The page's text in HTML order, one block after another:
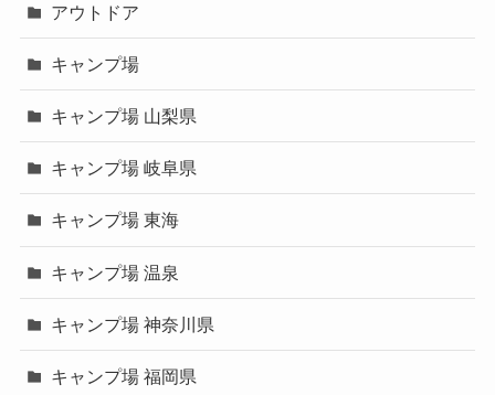
アウトドア
キャンプ場
キャンプ場 山梨県
キャンプ場 岐阜県
キャンプ場 東海
キャンプ場 温泉
キャンプ場 神奈川県
キャンプ場 福岡県